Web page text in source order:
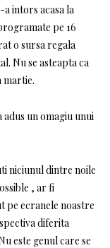
a intors acasa la
pe 16
o sursa regala
Nu se asteapta ca
martie.
un omagiu unui
niciunul dintre noile
, ar fi
pe ecranele noastre
diferita
este genul care se